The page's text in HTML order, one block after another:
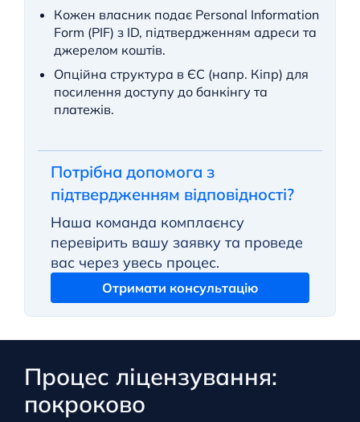
Кожен власник подає Personal Information
Form (PIF) з ID, підтвердженням адреси та
джерелом коштів.
Опційна структура в ЄС (напр. Кіпр) для
посилення доступу до банкінгу та
платежів.
Потрібна допомога з
підтвердженням відповідності?
Наша команда комплаєнсу
перевірить вашу заявку та проведе
вас через увесь процес.
Отримати консультацію
Процес ліцензування:
покроково